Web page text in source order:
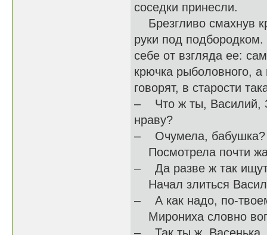
соседки принесли.
Брезгливо смахнув
руки под
себе от взгляда ее:
крючка рыболовного,
говорят, в старости
– Что ж ты, Василий,
нраву?
– Очумела, бабушка?
Посмотрела почти
– Да разве ж так
Начал злиться
– А как надо, по-
Мирониха словно